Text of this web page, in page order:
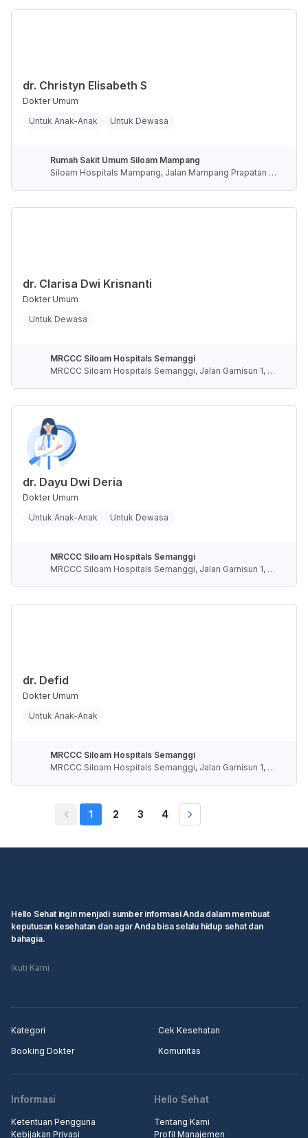
dr. Christyn Elisabeth S
Dokter Umum
Untuk Anak-Anak
Untuk Dewasa
Rumah Sakit Umum Siloam Mampang
Siloam Hospitals Mampang, Jalan Mampang Prapatan R
dr. Clarisa Dwi Krisnanti
Dokter Umum
Untuk Dewasa
MRCCC Siloam Hospitals Semanggi
MRCCC Siloam Hospitals Semanggi, Jalan Garnisun 1, R
dr. Dayu Dwi Deria
Dokter Umum
Untuk Anak-Anak
Untuk Dewasa
MRCCC Siloam Hospitals Semanggi
MRCCC Siloam Hospitals Semanggi, Jalan Garnisun 1, R
dr. Defid
Dokter Umum
Untuk Anak-Anak
MRCCC Siloam Hospitals Semanggi
MRCCC Siloam Hospitals Semanggi, Jalan Garnisun 1, R
1 2 3 4
Hello Sehat ingin menjadi sumber informasi Anda dalam membuat
keputusan kesehatan dan agar Anda bisa selalu hidup sehat dan
bahagia.
Ikuti Kami
Kategori
Cek Kesehatan
Booking Dokter
Komunitas
Informasi
Ketentuan Pengguna
Kebijakan Privasi
Hello Sehat
Tentang Kami
Profil Manajemen